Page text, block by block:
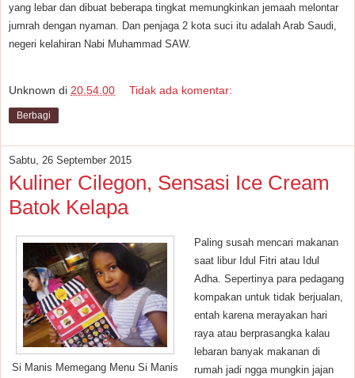
yang lebar dan dibuat beberapa tingkat memungkinkan jemaah melontar
jumrah dengan nyaman. Dan penjaga 2 kota suci itu adalah Arab Saudi,
negeri kelahiran Nabi Muhammad SAW.
Unknown di 20.54.00 Tidak ada komentar:
Berbagi
Sabtu, 26 September 2015
Kuliner Cilegon, Sensasi Ice Cream
Batok Kelapa
Si Manis Memegang Menu Si Manis
Paling susah mencari makanan
saat libur Idul Fitri atau Idul
Adha. Sepertinya para pedagang
kompakan untuk tidak berjualan,
entah karena merayakan hari
raya atau berprasangka kalau
lebaran banyak makanan di
rumah jadi ngga mungkin jajan